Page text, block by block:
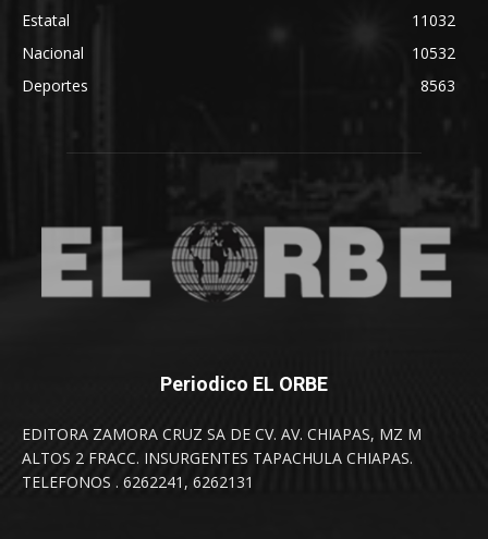
Estatal
11032
Nacional
10532
Deportes
8563
Periodico EL ORBE
EDITORA ZAMORA CRUZ SA DE CV. AV. CHIAPAS, MZ M
ALTOS 2 FRACC. INSURGENTES TAPACHULA CHIAPAS.
TELEFONOS . 6262241, 6262131